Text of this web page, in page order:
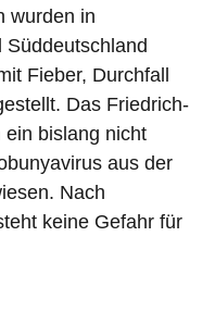
wurden in
Fieber, Durchfall
Das Friedrich-
ein bislang nicht
aus der
Nach
keine Gefahr für